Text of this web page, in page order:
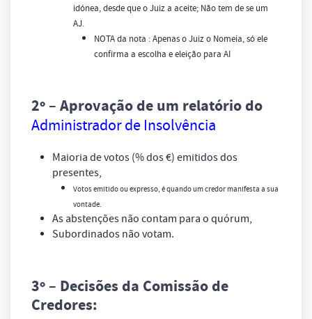
idónea, desde que o Juiz a aceite; Não tem de se um
AJ.
NOTA da nota : Apenas o Juiz o Nomeia, só ele
confirma a escolha e eleição para AI
2º – Aprovação de um relatório do
Administrador de Insolvência
Maioria de votos (% dos €) emitidos dos
presentes,
Votos emitido ou expresso, é quando um credor manifesta a sua
vontade.
As abstenções não contam para o quórum,
Subordinados não votam.
3º – Decisões da Comissão de
Credores: